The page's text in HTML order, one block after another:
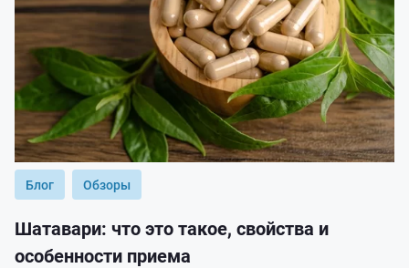
Блог Обзоры
Шатавари: что это такое, свойства и
особенности приема